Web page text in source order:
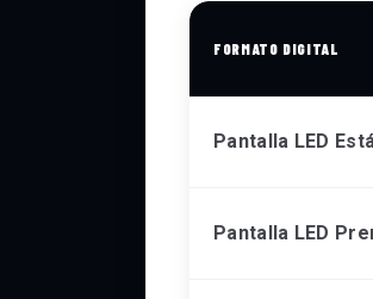
FORMATO DIGITAL
Pantalla LED
Pantalla LED